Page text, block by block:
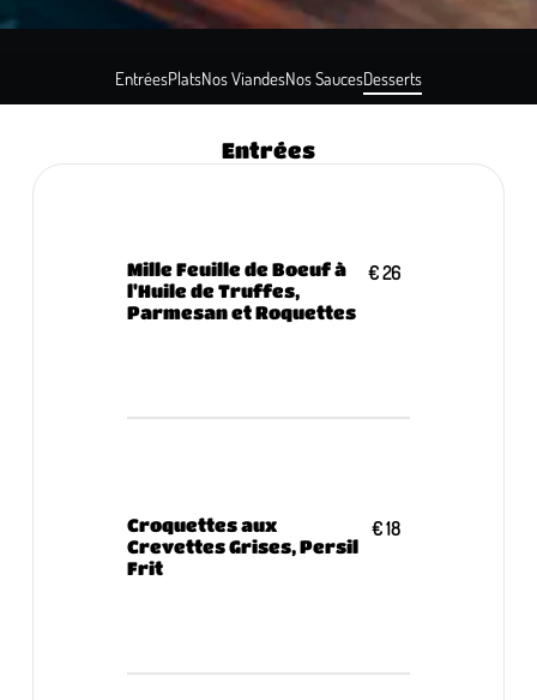
EntréesPlatsNos ViandesNos SaucesDesserts
Entrées
Mille Feuille de Boeuf à
l'Huile de Truffes,
Parmesan et Roquettes
€ 26
Croquettes aux
Crevettes Grises, Persil
Frit
€ 18